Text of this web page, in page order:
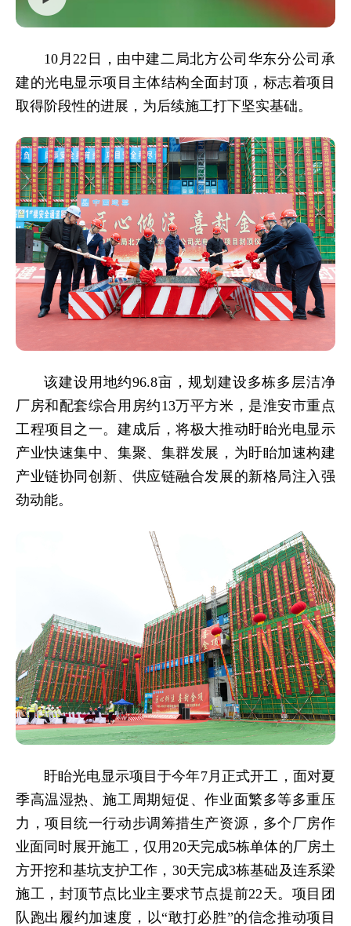
10月22日，由中建二局北方公司华东分公司承
建的光电显示项目主体结构全面封顶，标志着项目
取得阶段性的进展，为后续施工打下坚实基础。
该建设用地约96.8亩，规划建设多栋多层洁净
厂房和配套综合用房约13万平方米，是淮安市重点
工程项目之一。建成后，将极大推动盱眙光电显示
产业快速集中、集聚、集群发展，为盱眙加速构建
产业链协同创新、供应链融合发展的新格局注入强
劲动能。
盱眙光电显示项目于今年7月正式开工，面对夏
季高温湿热、施工周期短促、作业面繁多等多重压
力，项目统一行动步调筹措生产资源，多个厂房作
业面同时展开施工，仅用20天完成5栋单体的厂房土
方开挖和基坑支护工作，30天完成3栋基础及连系梁
施工，封顶节点比业主要求节点提前22天。项目团
队跑出履约加速度，以“敢打必胜”的信念推动项目